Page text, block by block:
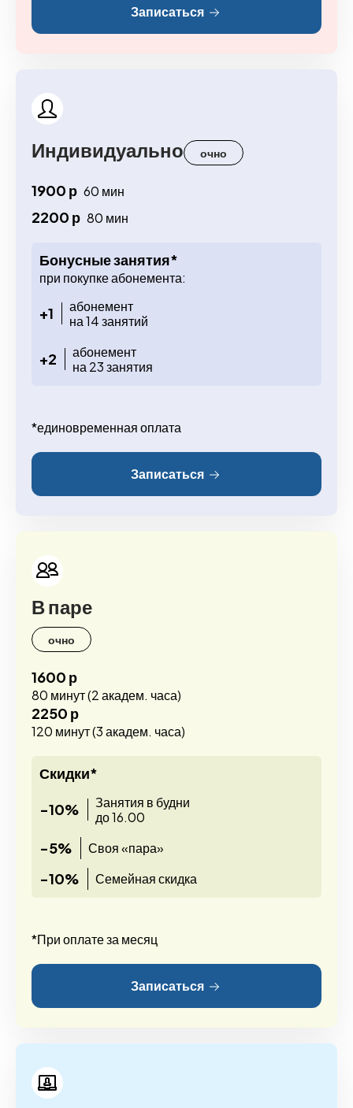
Записаться
Индивидуально очно
1900 р 60 мин
2200 р 80 мин
Бонусные занятия*
при покупке абонемента:
+1
абонемент
на 14 занятий
+2
абонемент
на 23 занятия
*единовременная оплата
Записаться
В паре
очно
1600 р
80 минут (2 академ. часа)
2250 р
120 минут (3 академ. часа)
Скидки*
-10%
Занятия в будни
до 16.00
-5% Своя «пара»
-10% Семейная скидка
*При оплате за месяц
Записаться